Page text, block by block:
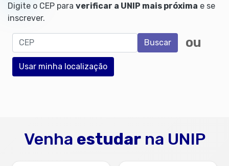
Digite o CEP para verificar a UNIP mais próxima e se
inscrever.
CEP Buscar ou
Usar minha localização
Venha estudarna UNIP